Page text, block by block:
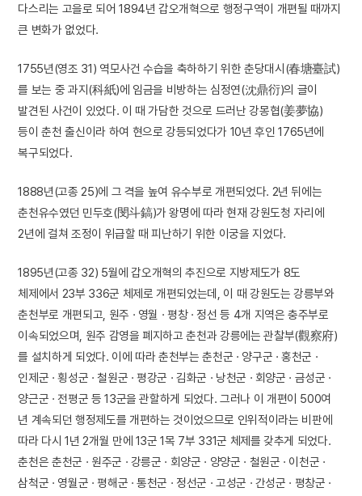
다스리는 고을로 되어 1894년 갑오개혁으로 행정구역이 개편될 때까지
큰 변화가 없었다.
1755년(영조 31) 역모사건 수습을 축하하기 위한 춘당대시(春塘臺試)
를 보는 중 과지(科紙)에 임금을 비방하는 심정연(沈鼎衍)의 글이
발견된 사건이 있었다. 이 때 가담한 것으로 드러난 강몽협(姜夢協)
등이 춘천 출신이라 하여 현으로 강등되었다가 10년 후인 1765년에
복구되었다.
1888년(고종 25)에 그 격을 높여 유수부로 개편되었다. 2년 뒤에는
춘천유수였던 민두호(閔斗鎬)가 왕명에 따라 현재 강원도청 자리에
2년에 걸쳐 조정이 위급할 때 피난하기 위한 이궁을 지었다.
1895년(고종 32) 5월에 갑오개혁의 추진으로 지방제도가 8도
체제에서 23부 336군 체제로 개편되었는데, 이 때 강원도는 강릉부와
춘천부로 개편되고, 원주 · 영월 · 평창 · 정선 등 4개 지역은 충주부로
이속되었으며, 원주 감영을 폐지하고 춘천과 강릉에는 관찰부(觀察府)
를 설치하게 되었다. 이에 따라 춘천부는 춘천군 · 양구군 · 홍천군 ·
인제군 · 횡성군 · 철원군 · 평강군 · 김화군 · 낭천군 · 회양군 · 금성군 ·
양근군 · 전평군 등 13군을 관할하게 되었다. 그러나 이 개편이 500여
년 계속되던 행정제도를 개편하는 것이었으므로 인위적이라는 비판에
따라 다시 1년 2개월 만에 13군 1목 7부 331군 체제를 갖추게 되었다.
춘천은 춘천군 · 원주군 · 강릉군 · 회양군 · 양양군 · 철원군 · 이천군 ·
삼척군 · 영월군 · 평해군 · 통천군 · 정선군 · 고성군 · 간성군 · 평창군 ·